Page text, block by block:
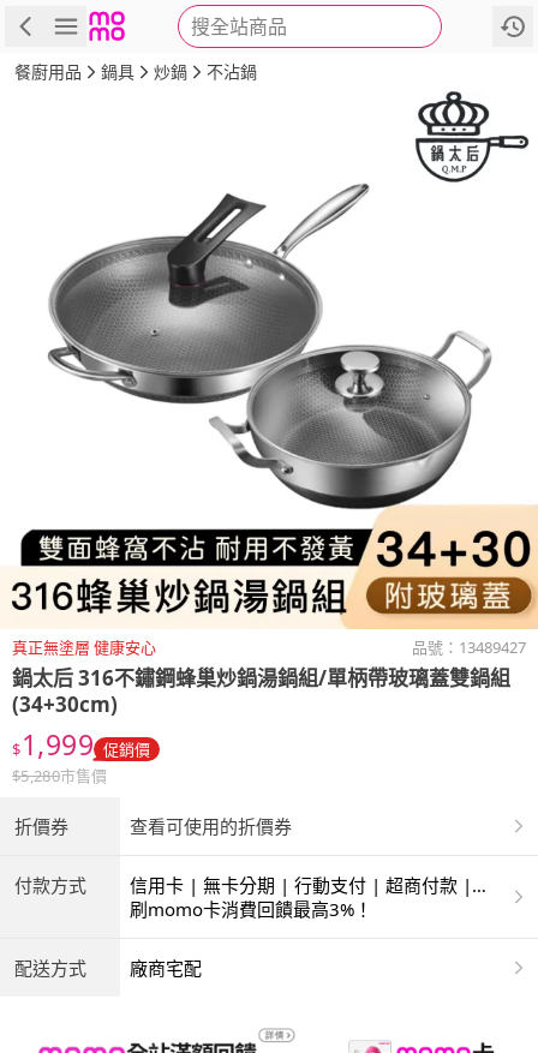
搜全站商品
商品 評價 詳情
餐廚用品 鍋具 炒鍋 不沾鍋
真正無塗層 健康安心 品號： 13489427
鍋太后316不鏽鋼蜂巢炒鍋湯鍋組/單柄帶玻璃蓋雙鍋組
(34+30cm)
$1,999 促銷價
$5,280市售價
折價券 查看可使用的折價券
付款方式
信用卡 | 無卡分期 | 行動支付 | 超商付款 |
ATM | 銀聯卡
刷momo卡消費回饋最高3%！
配送方式 廠商宅配